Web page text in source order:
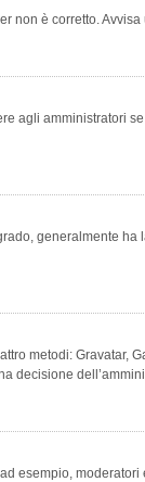
non è corretto.
agli amministratori
generalmente
metodi: Gravatar,
decisione
esempio,